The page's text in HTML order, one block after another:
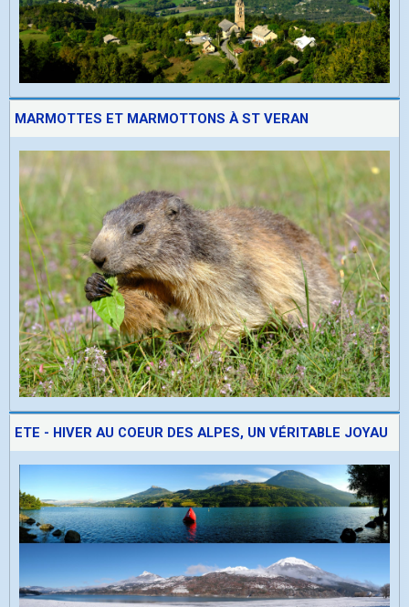
MARMOTTES ET MARMOTTONS À ST VERAN
ETE - HIVER AU COEUR DES ALPES, UN VÉRITABLE JOYAU